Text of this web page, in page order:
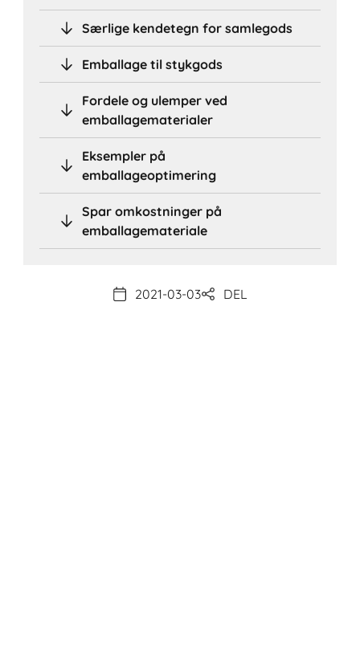
Særlige kendetegn for samlegods
Emballage til stykgods
Fordele og ulemper ved
emballagematerialer
Eksempler på
emballageoptimering
Spar omkostninger på
emballagemateriale
2021-03-03 DEL